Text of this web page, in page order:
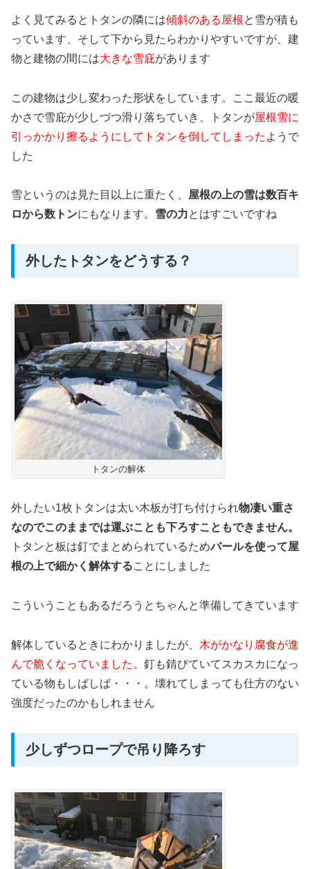
よく見てみるとトタンの隣には傾斜のある屋根と雪が積も
っています、そして下から見たらわかりやすいですが、建
物と建物の間には大きな雪庇があります
この建物は少し変わった形状をしています。ここ最近の暖
かさで雪庇が少しづつ滑り落ちていき、トタンが屋根雪に
引っかかり擦るようにしてトタンを倒してしまった ようで
した
雪というのは見た目以上に重たく、 屋根の上の雪は数百キ
ロから数トンにもなります。 雪の力とはすごいですね
外したトタンをどうする？
トタンの解体
外したい1枚トタンは太い木板が打ち付けられ物凄い重さ
なのでこのままでは運ぶことも下ろすこともできません。
トタンと板は釘でまとめられているためバールを使って屋
根の上で細かく解体することにしました
こういうこともあるだろうとちゃんと準備してきています
解体しているときにわかりましたが、 木がかなり腐食が進
んで脆くなっていました。 釘も錆びていてスカスカになっ
ている物もしばしば・・・。壊れてしまっても仕方のない
強度だったのかもしれません
少しずつロープで吊り降ろす